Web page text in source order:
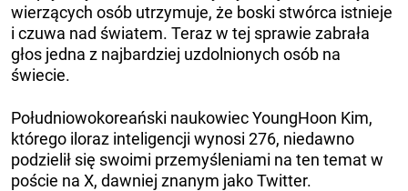
wierzących osób utrzymuje, że boski stwórca istnieje
i czuwa nad światem. Teraz w tej sprawie zabrała
głos jedna z najbardziej uzdolnionych osób na
świecie.
Południowokoreański naukowiec YoungHoon Kim,
którego iloraz inteligencji wynosi 276, niedawno
podzielił się swoimi przemyśleniami na ten temat w
poście na X, dawniej znanym jako Twitter.